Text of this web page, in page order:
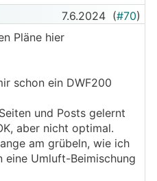
ist, würde ich die
ganz weglassen und
Filter-Kästen, wie z.B.
einiger
ideal gelöst.
Kompromiss, den man
eine gut funktionierende
haben will.
7.6.2024 (#70)
Pläne hier
schon ein DWF200
und Posts gelernt
aber nicht optimal.
am grübeln, wie ich
eine Umluft-Beimischung